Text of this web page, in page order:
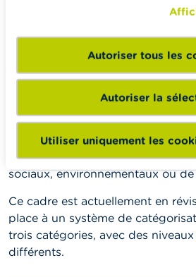
Autoriser tous les
Autoriser la
Utiliser uniquement les
de transparence pour des
fournir plus d’information sur les
et devront publier un rapport
mesure dans laquelle ces
ont été atteints.
Cette transparence permet
efficace si le produit correspond
sociaux, environnementaux ou
Ce cadre est actuellement en
place à un système de
trois catégories, avec des
différents.